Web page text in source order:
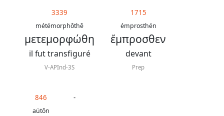
3339
métémorphôthê
μετεμορφώθη
il fut transfiguré
V-APInd-3S
1715
émprosthén
ἔμπροσθεν
devant
Prep
846
aütôn
-